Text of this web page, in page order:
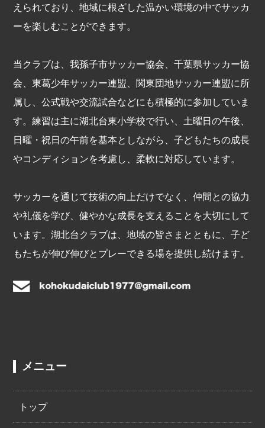
えられており、地域に根ざした温かい環境の中でサッカ
ーを楽しむことができます。
当クラブは、我孫子市サッカー協会、千葉県サッカー協
会、東葛少年サッカー連盟、関東団地サッカー連盟に所
属し、公式戦や交流試合などにも積極的に参加していま
す。練習は主に湖北台東小学校で行い、土曜日の午後、
日曜・祝日の午前を基本としながら、子どもたちの成長
やコンディションを考慮し、柔軟に対応しています。
サッカーを通じて技術の向上だけでなく、仲間との協力
や礼儀を学び、健やかな成長を支えることを大切にして
います。湖北台クラブは、地域の皆さまとともに、子ど
もたちが伸び伸びとプレーできる場を提供し続けます。
メニュー
トップ